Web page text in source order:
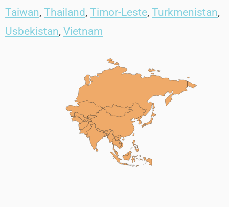
Taiwan, Thailand, Timor-Leste, Turkmenistan,
Usbekistan, Vietnam